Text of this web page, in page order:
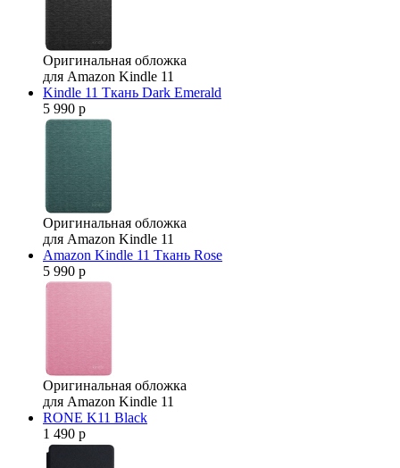
Оригинальная обложка
для Amazon Kindle 11
Kindle 11 Ткань Dark Emerald
5 990 р
Оригинальная обложка
для Amazon Kindle 11
Amazon Kindle 11 Ткань Rose
5 990 р
Оригинальная обложка
для Amazon Kindle 11
RONE K11 Black
1 490 р